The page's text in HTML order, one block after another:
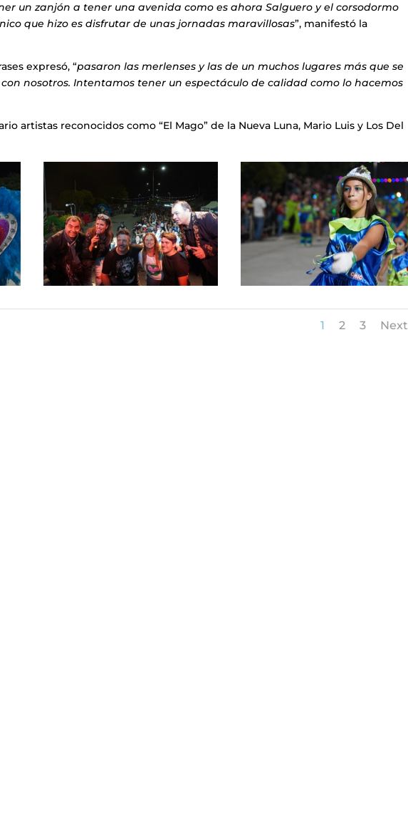
un zanjón a tener una avenida como es ahora Salguero y el corsodormo
que hizo es disfrutar de unas jornadas maravillosas”, manifestó la
expresó, “pasaron las merlenses y las de un muchos lugares más que se
nosotros. Intentamos tener un espectáculo de calidad como lo hacemos
artistas reconocidos como “El Mago” de la Nueva Luna, Mario Luis y Los Del
1 2 3 Next